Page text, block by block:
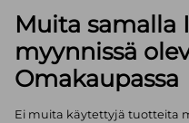
Muita samalla
myynnissä
Omakaupassa
Ei muita käytettyjä tuotteita